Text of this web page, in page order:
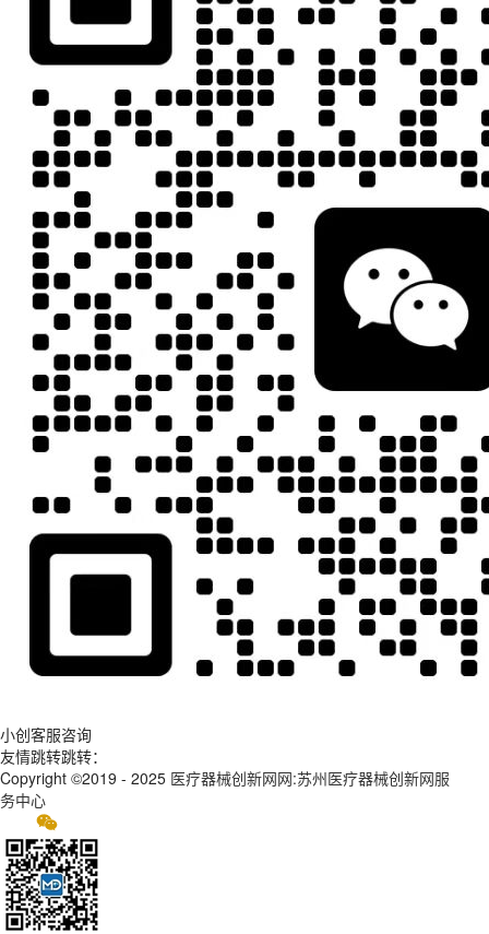
小创客服咨询
友情跳转跳转：
Copyright ©2019 - 2025 医疗器械创新网网:苏州医疗器械创新网服
务中心